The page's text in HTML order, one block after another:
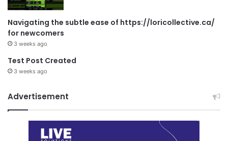
Navigating the subtle ease of https://loricollective.ca/
for newcomers
3 weeks ago
Test Post Created
3 weeks ago
Advertisement